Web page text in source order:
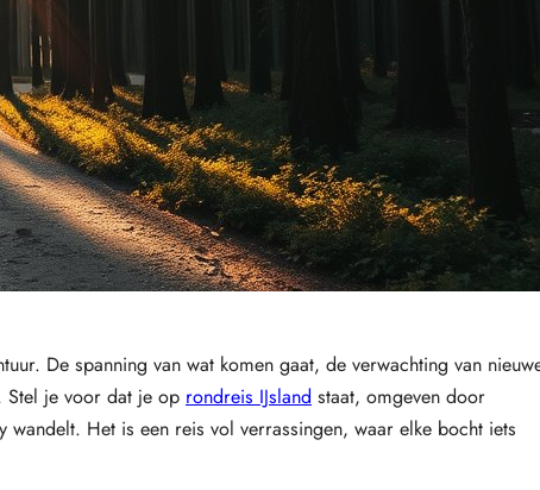
De spanning van wat komen gaat, de verwachting van
Stel je voor dat je op rondreis IJsland staat, omgeven door
Het is een reis vol verrassingen, waar elke bocht iets